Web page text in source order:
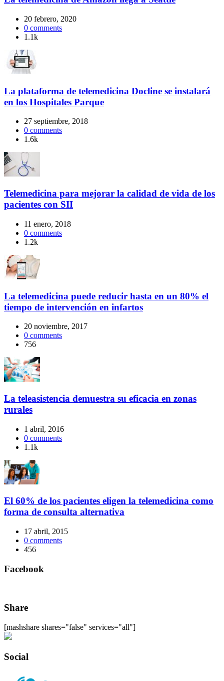
20 febrero, 2020
0 comments
1.1k
La plataforma de telemedicina Docline se instalará
en los Hospitales Parque
27 septiembre, 2018
0 comments
1.6k
Telemedicina para mejorar la calidad de vida de los
pacientes con SII
11 enero, 2018
0 comments
1.2k
La telemedicina puede reducir hasta en un 80% el
tiempo de intervención en infartos
20 noviembre, 2017
0 comments
756
La teleasistencia demuestra su eficacia en zonas
rurales
1 abril, 2016
0 comments
1.1k
El 60% de los pacientes eligen la telemedicina como
forma de consulta alternativa
17 abril, 2015
0 comments
456
Facebook
Share
[mashshare shares="false" services="all"]
Social